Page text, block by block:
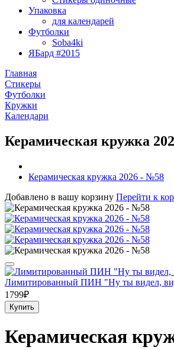
Упаковка
для календарей
Футболки
Soba4ki
ЯБард #2015
Главная
Стикеры
Футболки
Кружки
Календари
Керамическая кружка
Керамическая кружка 2026 - №58
Добавлено в вашу корзину Перейти к
Лимитированный ПИН "Ну ты видел,
1799₽
Купить
Керамическая